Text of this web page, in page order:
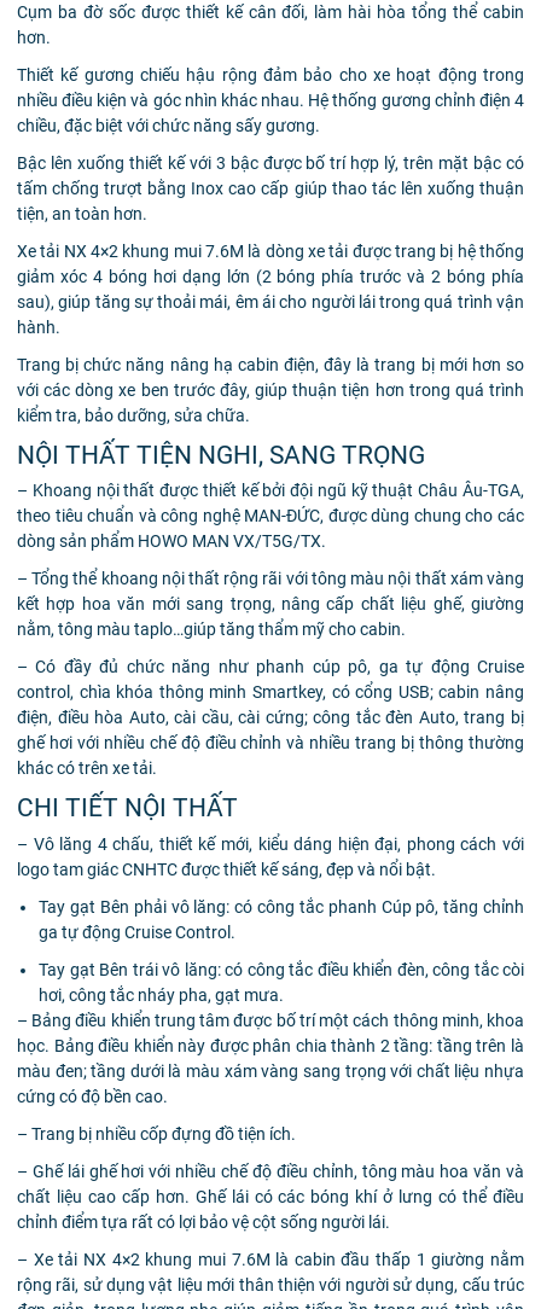
Cụm ba đờ sốc được thiết kế cân đối, làm hài hòa tổng thể cabin
hơn.
Thiết kế gương chiếu hậu rộng đảm bảo cho xe hoạt động trong
nhiều điều kiện và góc nhìn khác nhau. Hệ thống gương chỉnh điện 4
chiều, đặc biệt với chức năng sấy gương.
Bậc lên xuống thiết kế với 3 bậc được bố trí hợp lý, trên mặt bậc có
tấm chống trượt bằng Inox cao cấp giúp thao tác lên xuống thuận
tiện, an toàn hơn.
Xe tải NX 4×2 khung mui 7.6M là dòng xe tải được trang bị hệ thống
giảm xóc 4 bóng hơi dạng lớn (2 bóng phía trước và 2 bóng phía
sau), giúp tăng sự thoải mái, êm ái cho người lái trong quá trình vận
hành.
Trang bị chức năng nâng hạ cabin điện, đây là trang bị mới hơn so
với các dòng xe ben trước đây, giúp thuận tiện hơn trong quá trình
kiểm tra, bảo dưỡng, sửa chữa.
NỘI THẤT TIỆN NGHI, SANG TRỌNG
– Khoang nội thất được thiết kế bởi đội ngũ kỹ thuật Châu Âu-TGA,
theo tiêu chuẩn và công nghệ MAN-ĐỨC, được dùng chung cho các
dòng sản phẩm HOWO MAN VX/T5G/TX.
– Tổng thể khoang nội thất rộng rãi với tông màu nội thất xám vàng
kết hợp hoa văn mới sang trọng, nâng cấp chất liệu ghế, giường
nằm, tông màu taplo…giúp tăng thẩm mỹ cho cabin.
– Có đầy đủ chức năng như phanh cúp pô, ga tự động Cruise
control, chìa khóa thông minh Smartkey, có cổng USB; cabin nâng
điện, điều hòa Auto, cài cầu, cài cứng; công tắc đèn Auto, trang bị
ghế hơi với nhiều chế độ điều chỉnh và nhiều trang bị thông thường
khác có trên xe tải.
CHI TIẾT NỘI THẤT
– Vô lăng 4 chấu, thiết kế mới, kiểu dáng hiện đại, phong cách với
logo tam giác CNHTC được thiết kế sáng, đẹp và nổi bật.
Tay gạt Bên phải vô lăng: có công tắc phanh Cúp pô, tăng chỉnh
ga tự động Cruise Control.
Tay gạt Bên trái vô lăng: có công tắc điều khiển đèn, công tắc còi
hơi, công tắc nháy pha, gạt mưa.
– Bảng điều khiển trung tâm được bố trí một cách thông minh, khoa
học. Bảng điều khiển này được phân chia thành 2 tầng: tầng trên là
màu đen; tầng dưới là màu xám vàng sang trọng với chất liệu nhựa
cứng có độ bền cao.
– Trang bị nhiều cốp đựng đồ tiện ích.
– Ghế lái ghế hơi với nhiều chế độ điều chỉnh, tông màu hoa văn và
chất liệu cao cấp hơn. Ghế lái có các bóng khí ở lưng có thể điều
chỉnh điểm tựa rất có lợi bảo vệ cột sống người lái.
– Xe tải NX 4×2 khung mui 7.6M là cabin đầu thấp 1 giường nằm
rộng rãi, sử dụng vật liệu mới thân thiện với người sử dụng, cấu trúc